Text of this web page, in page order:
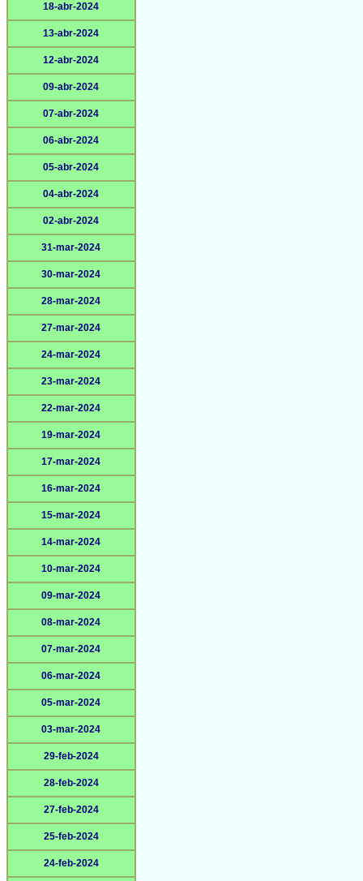
18-abr-2024
13-abr-2024
12-abr-2024
09-abr-2024
07-abr-2024
06-abr-2024
05-abr-2024
04-abr-2024
02-abr-2024
31-mar-2024
30-mar-2024
28-mar-2024
27-mar-2024
24-mar-2024
23-mar-2024
22-mar-2024
19-mar-2024
17-mar-2024
16-mar-2024
15-mar-2024
14-mar-2024
10-mar-2024
09-mar-2024
08-mar-2024
07-mar-2024
06-mar-2024
05-mar-2024
03-mar-2024
29-feb-2024
28-feb-2024
27-feb-2024
25-feb-2024
24-feb-2024